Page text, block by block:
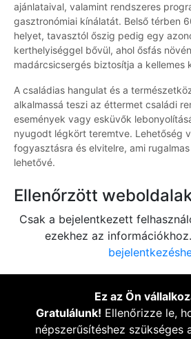
ajánlataival, valamint rendszeres
gasztronómiai kínálatát. Belső térben
helyet, tavasztól őszig pedig egy
kerthelyiséggel bővül, ahol ősfás
madárcsicsergés biztosítja a kellemes
A családias hangulat és a
alkalmassá teszi az éttermet családi
események vagy esküvők
nyugodt légkört teremtve. Lehetőség
fogyasztásra és elvitelre, ami
lehetővé.
Ellenőrzött
Csak a bejelentkezett
ezekhez az információkhoz.
Ez az Ön
Gratulálunk! Ellenőrizze le,
népszerűsítéshez szükséges